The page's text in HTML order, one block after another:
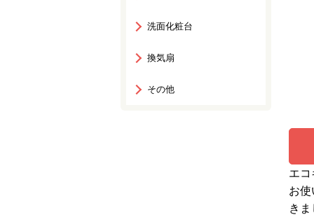
洗面化粧台
換気扇
その他
エ
お
き